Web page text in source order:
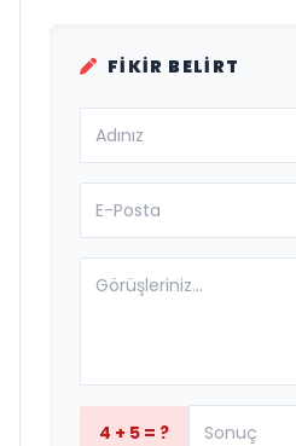
FIKIR BELIRT
4 + 5 = ?